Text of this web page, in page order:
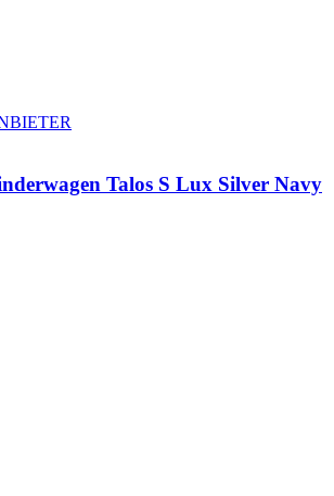
Talos S Lux Silver Navy